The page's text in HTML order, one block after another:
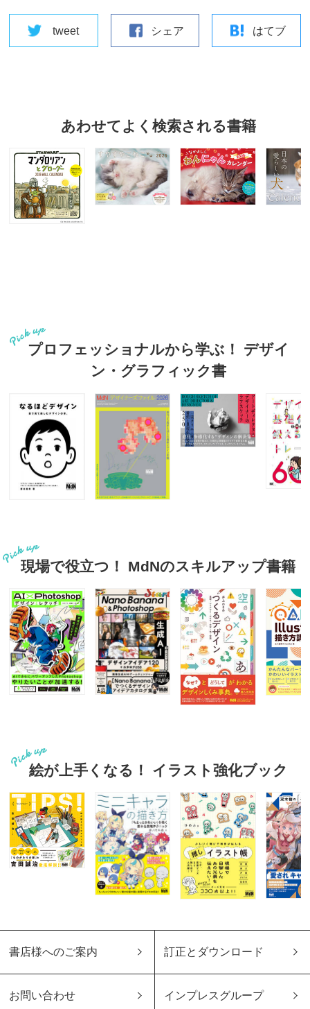
tweet シェア はてブ
あわせてよく検索される書籍
プロフェッショナルから学ぶ！ デザイ
ン・グラフィック書
現場で役立つ！ MdNのスキルアップ書籍
絵が上手くなる！ イラスト強化ブック
書店様へのご案内 訂正とダウンロード
お問い合わせ インプレスグループ